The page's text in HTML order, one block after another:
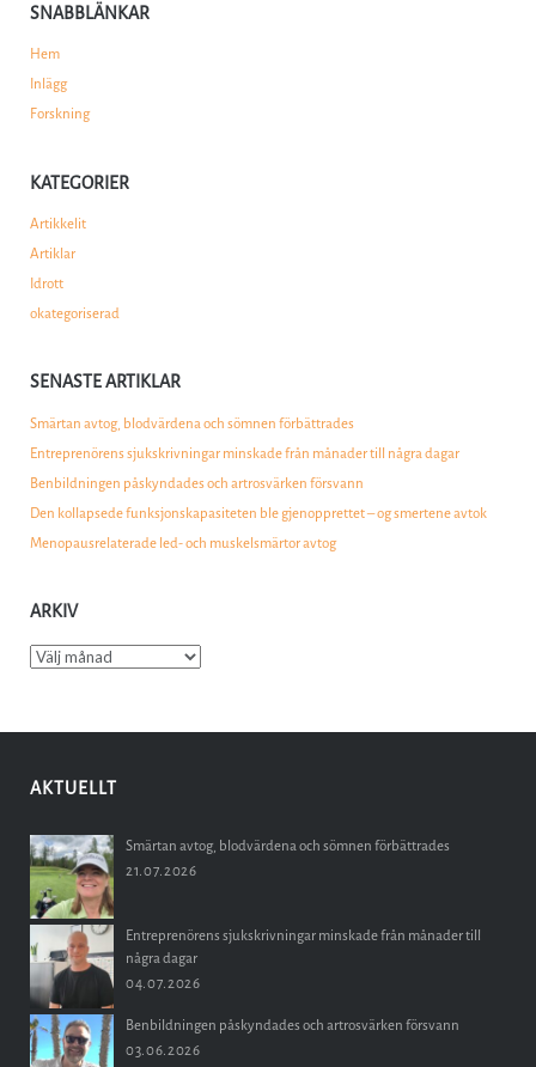
SNABBLÄNKAR
Hem
Inlägg
Forskning
KATEGORIER
Artikkelit
Artiklar
Idrott
okategoriserad
SENASTE ARTIKLAR
Smärtan avtog, blodvärdena och sömnen förbättrades
Entreprenörens sjukskrivningar minskade från månader till några dagar
Benbildningen påskyndades och artrosvärken försvann
Den kollapsede funksjonskapasiteten ble gjenopprettet – og smertene avtok
Menopausrelaterade led- och muskelsmärtor avtog
ARKIV
Arkiv
AKTUELLT
Smärtan avtog, blodvärdena och sömnen förbättrades
21.07.2026
Entreprenörens sjukskrivningar minskade från månader till
några dagar
04.07.2026
Benbildningen påskyndades och artrosvärken försvann
03.06.2026